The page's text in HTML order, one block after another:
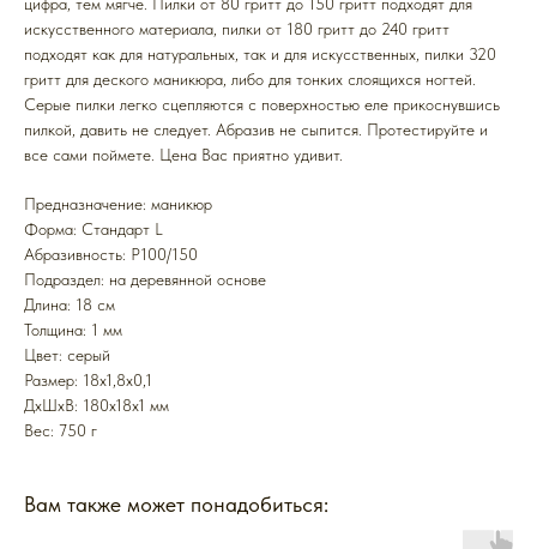
искусственного материала, пилки от 180 гритт до 240 гритт
подходят как для натуральных, так и для искусственных, пилки 320
гритт для деского маникюра, либо для тонких слоящихся ногтей.
Серые пилки легко сцепляются с поверхностью еле прикоснувшись
пилкой, давить не следует. Абразив не сыпится. Протестируйте и
все сами поймете. Цена Вас приятно удивит.
Предназначение: маникюр
Форма: Стандарт L
Абразивность: P100/150
Подраздел: на деревянной основе
Длина: 18 см
Толщина: 1 мм
Цвет: серый
Размер: 18x1,8x0,1
ДxШxВ: 180x18x1 мм
Вес: 750 г
Вам также может понадобиться: